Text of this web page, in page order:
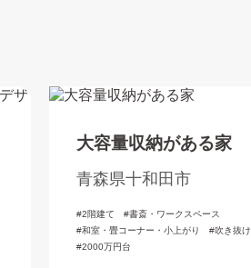
大容量収納がある家
青森県十和田市
2階建て
書斎・ワークスペース
和室・畳コーナー・小上がり
吹き抜け
2000万円台